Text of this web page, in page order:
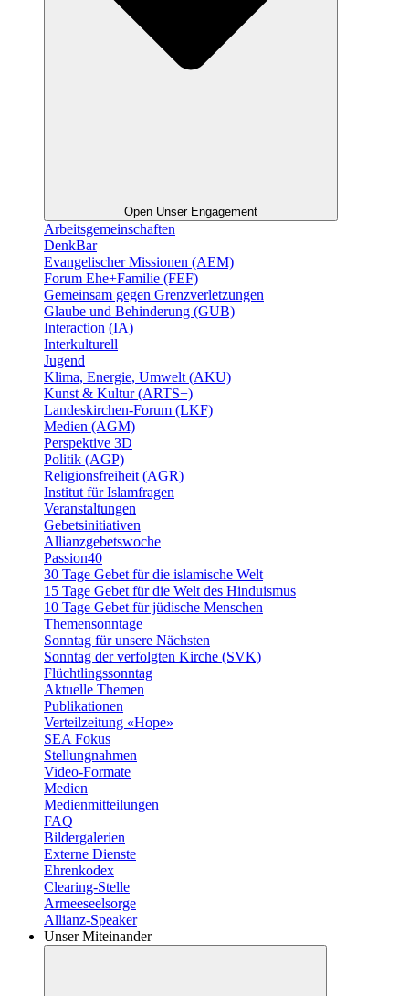
Open Unser Engagement
Arbeitsgemeinschaften
DenkBar
Evangelischer Missionen (AEM)
Forum Ehe+Familie (FEF)
Gemeinsam gegen Grenzverletzungen
Glaube und Behinderung (GUB)
Interaction (IA)
Interkulturell
Jugend
Klima, Energie, Umwelt (AKU)
Kunst & Kultur (ARTS+)
Landeskirchen-Forum (LKF)
Medien (AGM)
Perspektive 3D
Politik (AGP)
Religionsfreiheit (AGR)
Institut für Islamfragen
Veranstaltungen
Gebetsinitiativen
Allianzgebetswoche
Passion40
30 Tage Gebet für die islamische Welt
15 Tage Gebet für die Welt des Hinduismus
10 Tage Gebet für jüdische Menschen
Themensonntage
Sonntag für unsere Nächsten
Sonntag der verfolgten Kirche (SVK)
Flüchtlingssonntag
Aktuelle Themen
Publikationen
Verteilzeitung «Hope»
SEA Fokus
Stellungnahmen
Video-Formate
Medien
Medienmitteilungen
FAQ
Bildergalerien
Externe Dienste
Ehrenkodex
Clearing-Stelle
Armeeseelsorge
Allianz-Speaker
Unser Miteinander